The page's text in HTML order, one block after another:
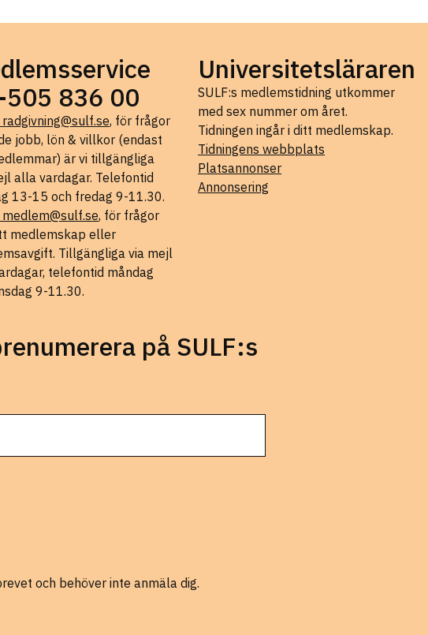
836 00
, för frågor
jobb, lön & villkor (endast
är vi tillgängliga
alla vardagar. Telefontid
13-15 och fredag 9-11.30.
, för frågor
medlemskap eller
Tillgängliga via mejl
telefontid måndag
9-11.30.
Universitetsläraren
SULF:s medlemstidning utkommer
med sex nummer om året.
Tidningen ingår i ditt medlemskap.
Tidningens webbplats
Platsannonser
Annonsering
på SULF:s
och behöver inte anmäla dig.